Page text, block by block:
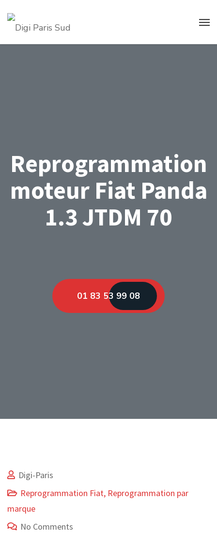
Reprogrammation
moteur Fiat Panda
1.3 JTDM 70
01 83 53 99 08
Digi-Paris
Reprogrammation Fiat, Reprogrammation par
marque
No Comments